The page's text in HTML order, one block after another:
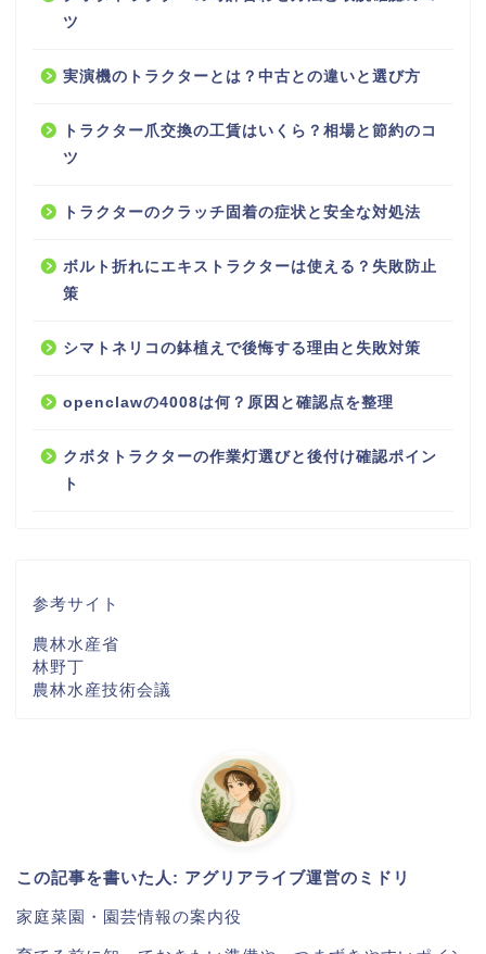
ツ
実演機のトラクターとは？中古との違いと選び方
トラクター爪交換の工賃はいくら？相場と節約のコ
ツ
トラクターのクラッチ固着の症状と安全な対処法
ボルト折れにエキストラクターは使える？失敗防止
策
シマトネリコの鉢植えで後悔する理由と失敗対策
openclawの4008は何？原因と確認点を整理
クボタトラクターの作業灯選びと後付け確認ポイン
ト
参考サイト
農林水産省
林野丁
農林水産技術会議
この記事を書いた人: アグリアライブ運営のミドリ
家庭菜園・園芸情報の案内役